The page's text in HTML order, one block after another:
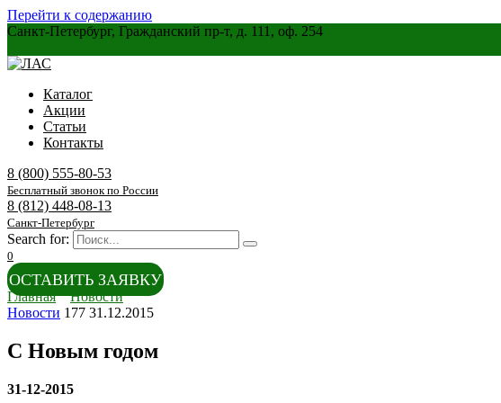
Перейти к содержанию
Санкт-Петербург, Гражданский пр-т, д. 111, оф. 254
Каталог
Акции
Статьи
Контакты
8 (800) 555-80-53
Бесплатный звонок по России
8 (812) 448-08-13
Санкт-Петербург
Search for:
0
ОСТАВИТЬ ЗАЯВКУ
Главная
Новости
Новости 177 31.12.2015
С Новым годом
31-12-2015